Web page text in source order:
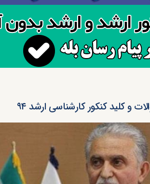
و کلید کنکور کارشناسی ارشد ۹۴